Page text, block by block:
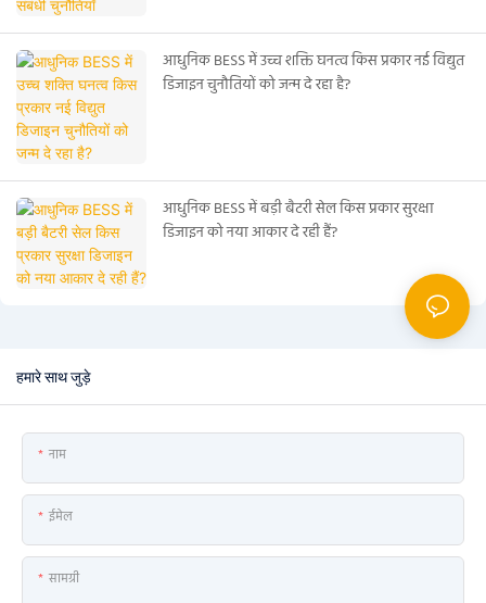
आधुनिक BESS में उच्च शक्ति घनत्व किस प्रकार नई विद्युत
डिजाइन चुनौतियों को जन्म दे रहा है?
आधुनिक BESS में बड़ी बैटरी सेल किस प्रकार सुरक्षा
डिजाइन को नया आकार दे रही हैं?
हमारे साथ जुड़े
नाम
ईमेल
सामग्री